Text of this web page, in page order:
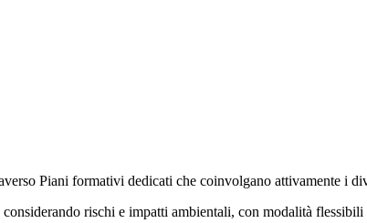
Piani formativi dedicati che coinvolgano attivamente i
rischi e impatti ambientali, con modalità flessibili